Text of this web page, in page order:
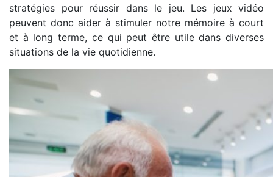
stratégies pour réussir dans le jeu. Les jeux vidéo
peuvent donc aider à stimuler notre mémoire à court
et à long terme, ce qui peut être utile dans diverses
situations de la vie quotidienne.